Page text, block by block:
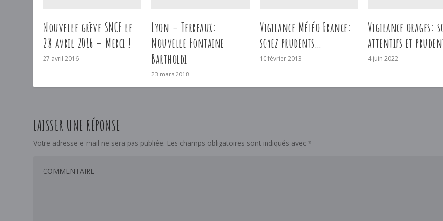
Nouvelle grève SNCF le
28 avril 2016 – Merci !
27 avril 2016
Lyon – Terreaux:
Nouvelle Fontaine
Bartholdi
23 mars 2018
Vigilance Météo France:
soyez prudents…
10 février 2013
Vigilance orages:
attentifs et
4 juin 2022
LAISSER UNE RÉPONSE
Votre adresse e-mail ne sera pas publiée. Les champs obligatoires sont indiqués avec *